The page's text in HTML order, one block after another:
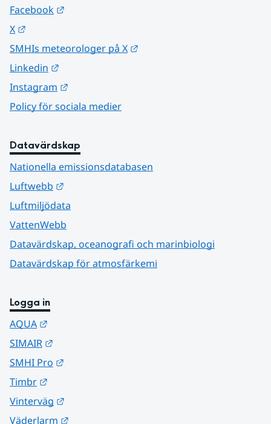
Facebook
X
SMHIs meteorologer på X
Linkedin
Instagram
Policy för sociala medier
Datavärdskap
Nationella emissionsdatabasen
Luftwebb
Luftmiljödata
VattenWebb
Datavärdskap, oceanografi och marinbiologi
Datavärdskap för atmosfärkemi
Logga in
AQUA
SIMAIR
SMHI Pro
Timbr
Vinterväg
Väderlarm